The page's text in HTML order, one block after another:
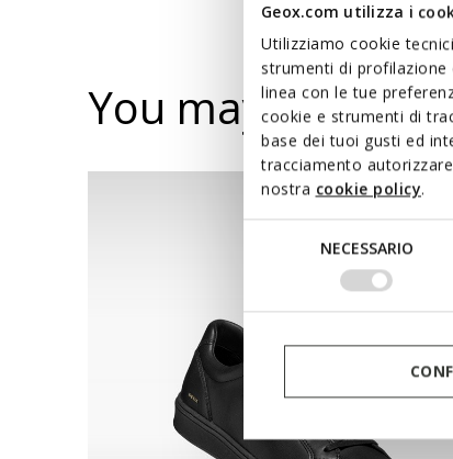
Geox.com utilizza i
Utilizziamo cookie
strumenti di profilazione
linea con le tue
cookie e strumenti di
base dei tuoi gusti ed
tracciamento
nostra cookie policy.
NECESSARIO
You may also like